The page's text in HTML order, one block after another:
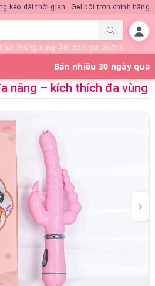
dương vật dây đeo Xịt, uống kéo dài thời
xa Trứng rung Âm đạo giả Xuất tinh sớm
năng – kích thích đa vùng